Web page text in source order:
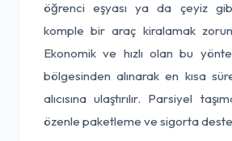
öğrenci eşyası ya da çeyiz
komple bir araç kiralamak
Ekonomik ve hızlı olan bu
bölgesinden alınarak en kısa
alıcısına ulaştırılır. Parsiyel
özenle paketleme ve sigorta